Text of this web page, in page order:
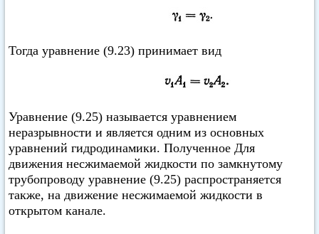
Тогда уравнение (9.23) принимает вид
Уравнение (9.25) называется уравнением
неразрывности и является одним из основных
уравнений гидродинамики. Полученное Для
движения несжимаемой жидкости по замкнутому
трубопроводу уравнение (9.25) распространяется
также, на движение несжимаемой жидкости в
открытом канале.